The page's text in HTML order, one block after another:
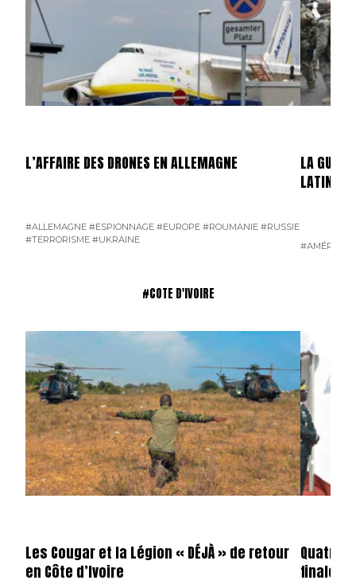
L’AFFAIRE DES DRONES EN ALLEMAGNE
#ALLEMAGNE #ESPIONNAGE #EUROPE #ROUMANIE #RUSSIE
#TERRORISME #UKRAINE
LA
LATINE
#COTE D'IVOIRE
Les Cougar et la Légion « DÉJÀ » de retour
en Côte d’Ivoire
Quatre-